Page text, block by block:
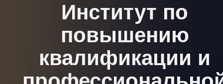
Институт по
повышению
квалификации и